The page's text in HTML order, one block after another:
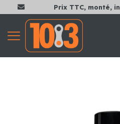
Prix TTC, monté,